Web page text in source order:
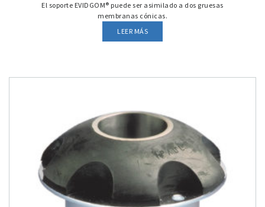
El soporte EVIDGOM® puede ser asimilado a dos gruesas
membranas cónicas.
LEER MÁS